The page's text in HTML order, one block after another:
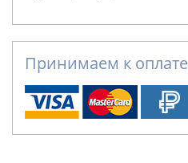
Принимаем к оплате